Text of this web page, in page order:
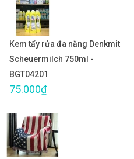
Kem tẩy rửa đa năng Denkmit
Scheuermilch 750ml -
BGT04201
75.000₫